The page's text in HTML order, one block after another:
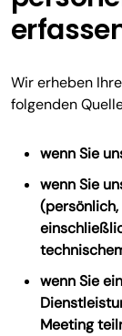
Wir erheben
folgenden
wenn Sie
wenn Sie
(persönlich,
wenn Sie
Meeting